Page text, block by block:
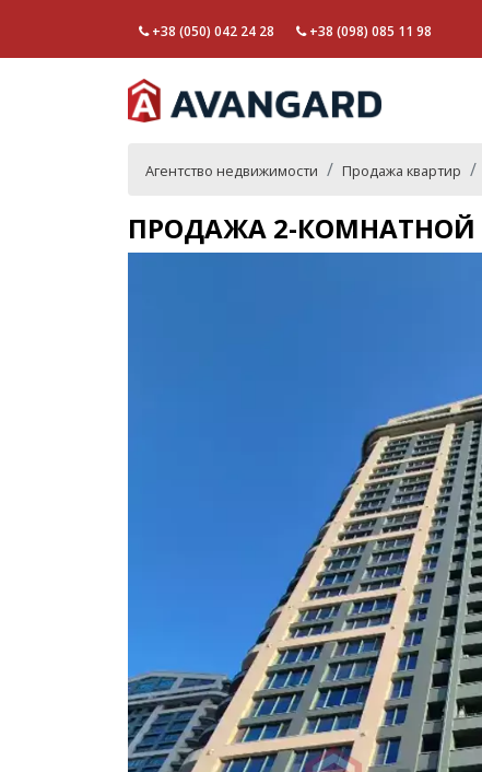
+38 (050) 042 24 28 +38 (098) 085 11 98
Агентство недвижимости Продажа квартир
ПРОДАЖА 2-КОМНАТНОЙ